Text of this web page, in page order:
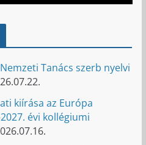
Tanács szerb nyelvi
kiírása az Európa
évi kollégiumi